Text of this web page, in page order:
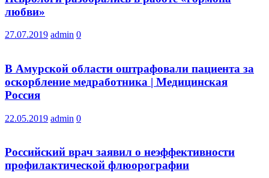
любви»
27.07.2019 admin 0
В Амурской области оштрафовали пациента за
оскорбление медработника | Медицинская
Россия
22.05.2019 admin 0
Российский врач заявил о неэффективности
профилактической флюорографии